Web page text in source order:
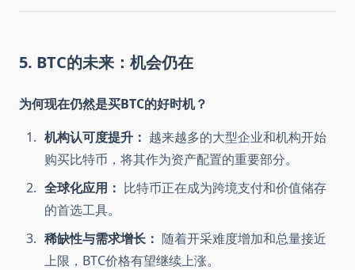
5. BTC的未来：机会仍在
为何现在仍然是买BTC的好时机？
机构认可度提升： 越来越多的大型企业和机构开始
购买比特币，将其作为资产配置的重要部分。
全球化应用： 比特币正在成为跨境支付和价值储存
的首选工具。
稀缺性与需求增长： 随着开采难度增加和总量接近
上限，BTC价格有望继续上涨。